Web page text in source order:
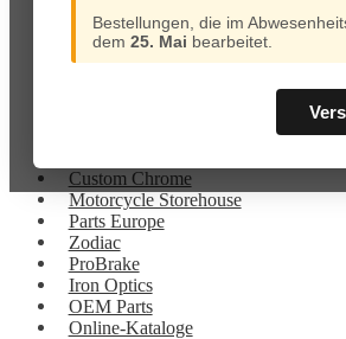
Bestellungen, die im
dem 25. Mai bearbeitet.
Zodiac
ProBrake
Bezahlung
Custom Chrome
Motorcycle Storehouse
Parts Europe
Zodiac
ProBrake
Iron Optics
OEM Parts
Online-Kataloge